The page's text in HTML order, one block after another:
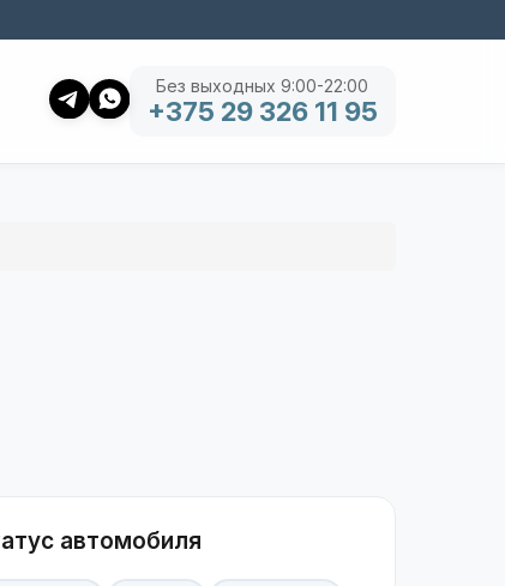
Без выходных 9:00-22:00
+375 29 326 11 95
автомобиля